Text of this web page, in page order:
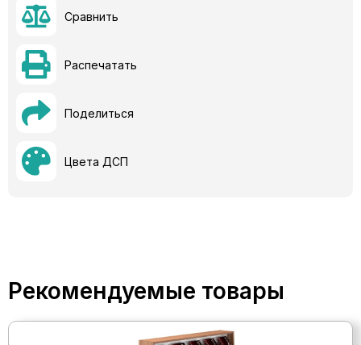
Сравнить
Распечатать
Поделиться
Цвета ДСП
Рекомендуемые товары